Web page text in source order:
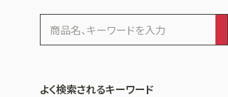
よく検索されるキーワード